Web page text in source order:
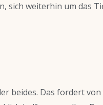
sich weiterhin um das
beides. Das fordert von